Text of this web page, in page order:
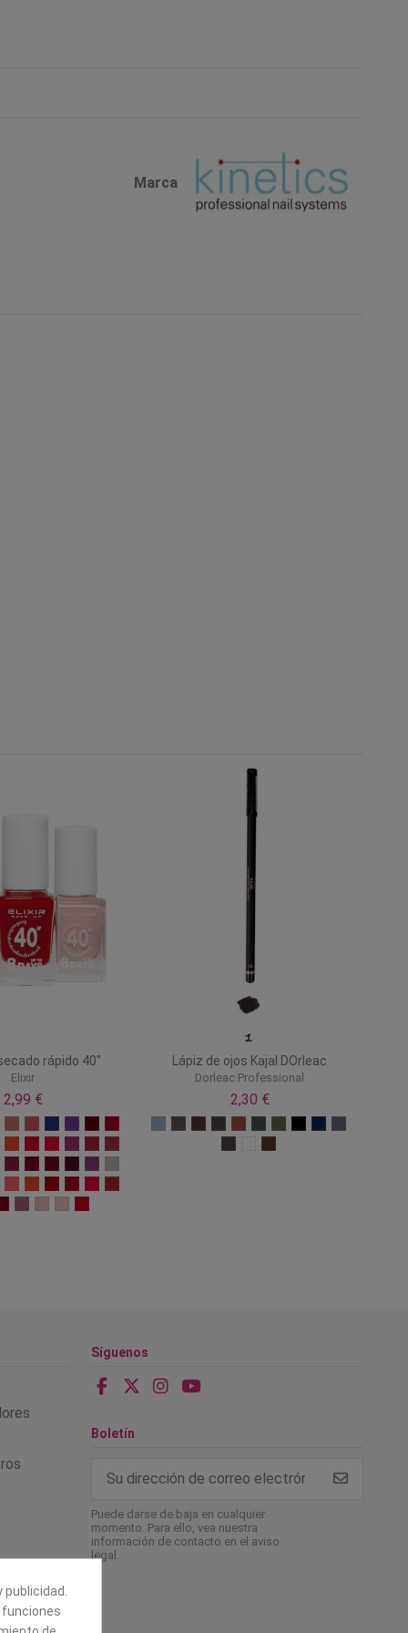
Marca
rápido 40"
Elixir
2,99 €
Lápiz de ojos Kajal DOrleac
Dorleac Professional
2,30 €
Síguenos
Boletín
Puede darse de baja en cualquier
momento. Para ello, vea nuestra
información de contacto en el aviso
legal.
publicidad.